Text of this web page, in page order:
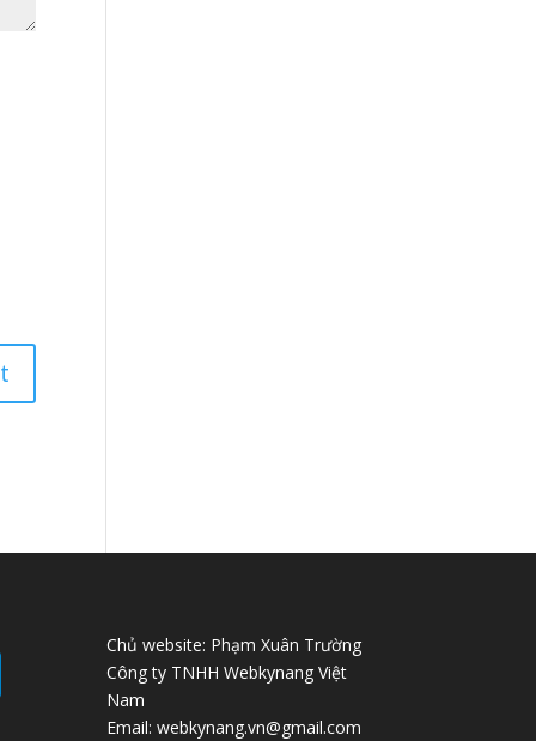
Chủ website: Phạm Xuân Trường
Công ty TNHH Webkynang Việt
Nam
Email: webkynang.vn@gmail.com